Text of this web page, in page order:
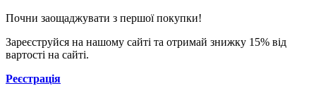
Почни заощаджувати з першої покупки!
Зареєструйся на нашому сайті та отримай знижку 15% від
вартості на сайті.
Реєстрація